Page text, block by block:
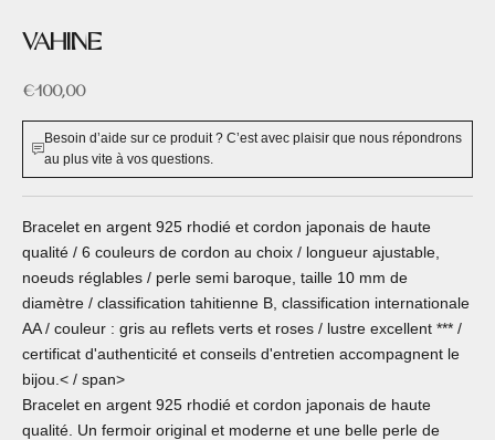
VAHINE
Prix de vente
€100,00
Besoin d’aide sur ce produit ? C’est avec plaisir que nous répondrons
au plus vite à vos questions.
Bracelet en argent 925 rhodié et cordon japonais de haute
qualité / 6 couleurs de cordon au choix / longueur ajustable,
noeuds réglables / perle semi baroque, taille 10 mm de
diamètre / classification tahitienne B, classification internationale
AA / couleur : gris au reflets verts et roses / lustre excellent *** /
certificat d'authenticité et conseils d'entretien accompagnent le
bijou.< / span>
Bracelet en argent 925 rhodié et cordon japonais de haute
qualité. Un fermoir original et moderne et une belle perle de